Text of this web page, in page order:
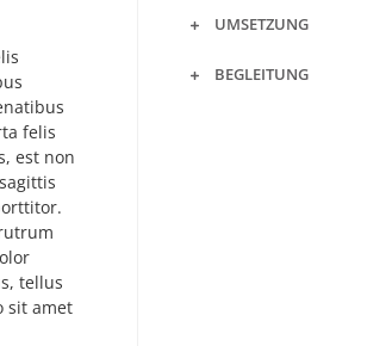
felis
est non
tellus
sit amet
UMSETZUNG
BEGLEITUNG